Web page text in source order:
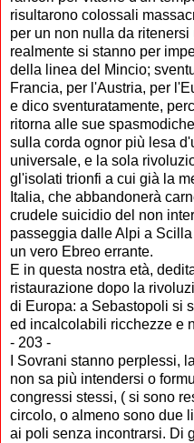
risultarono colossali
per un non nulla da
realmente si stanno per
della linea del Mincio;
Francia, per l'Austria, per
e dico sventuratamente,
ritorna alle sue
sulla corda ognor più lesa
universale, e la sola
gl'isolati trionfi a cui già la
Italia, che abbandonerà
crudele suicidio del non
passeggia dalle Alpi a
un vero Ebreo errante.
E in questa nostra età,
ristaurazione dopo la
di Europa: a Sebastopoli si
ed incalcolabili ricchezze e
- 203 -
I Sovrani stanno perplessi,
non sa più intendersi o
congressi stessi, ( si sono
circolo, o almeno sono due
ai poli senza incontrarsi. Di